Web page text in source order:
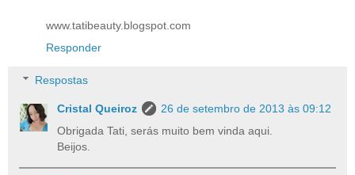
www.tatibeauty.blogspot.com
Responder
Respostas
Cristal Queiroz
26 de setembro de 2013 às 09:12
Obrigada Tati, serás muito bem vinda aqui.
Beijos.